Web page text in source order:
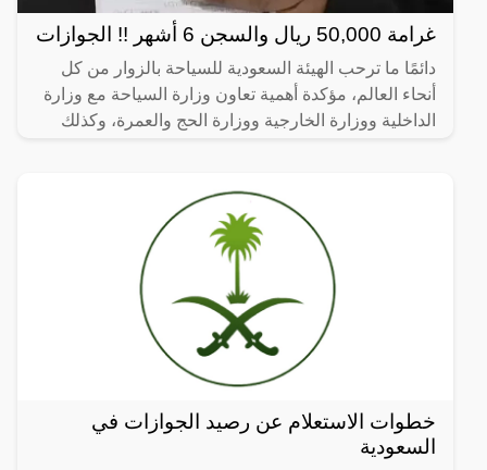
غرامة 50,000 ريال والسجن 6 أشهر !! الجوازات
دائمًا ما ترحب الهيئة السعودية للسياحة بالزوار من كل
أنحاء العالم، مؤكدة أهمية تعاون وزارة السياحة مع وزارة
الداخلية ووزارة الخارجية ووزارة الحج والعمرة، وكذلك
خطوات الاستعلام عن رصيد الجوازات في
السعودية